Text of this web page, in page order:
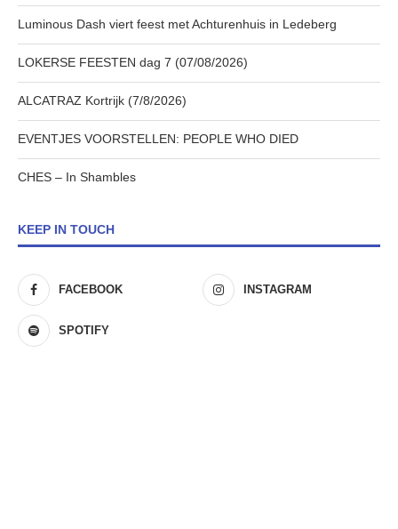
Luminous Dash viert feest met Achturenhuis in Ledeberg
LOKERSE FEESTEN dag 7 (07/08/2026)
ALCATRAZ Kortrijk (7/8/2026)
EVENTJES VOORSTELLEN: PEOPLE WHO DIED
CHES – In Shambles
KEEP IN TOUCH
FACEBOOK INSTAGRAM
SPOTIFY